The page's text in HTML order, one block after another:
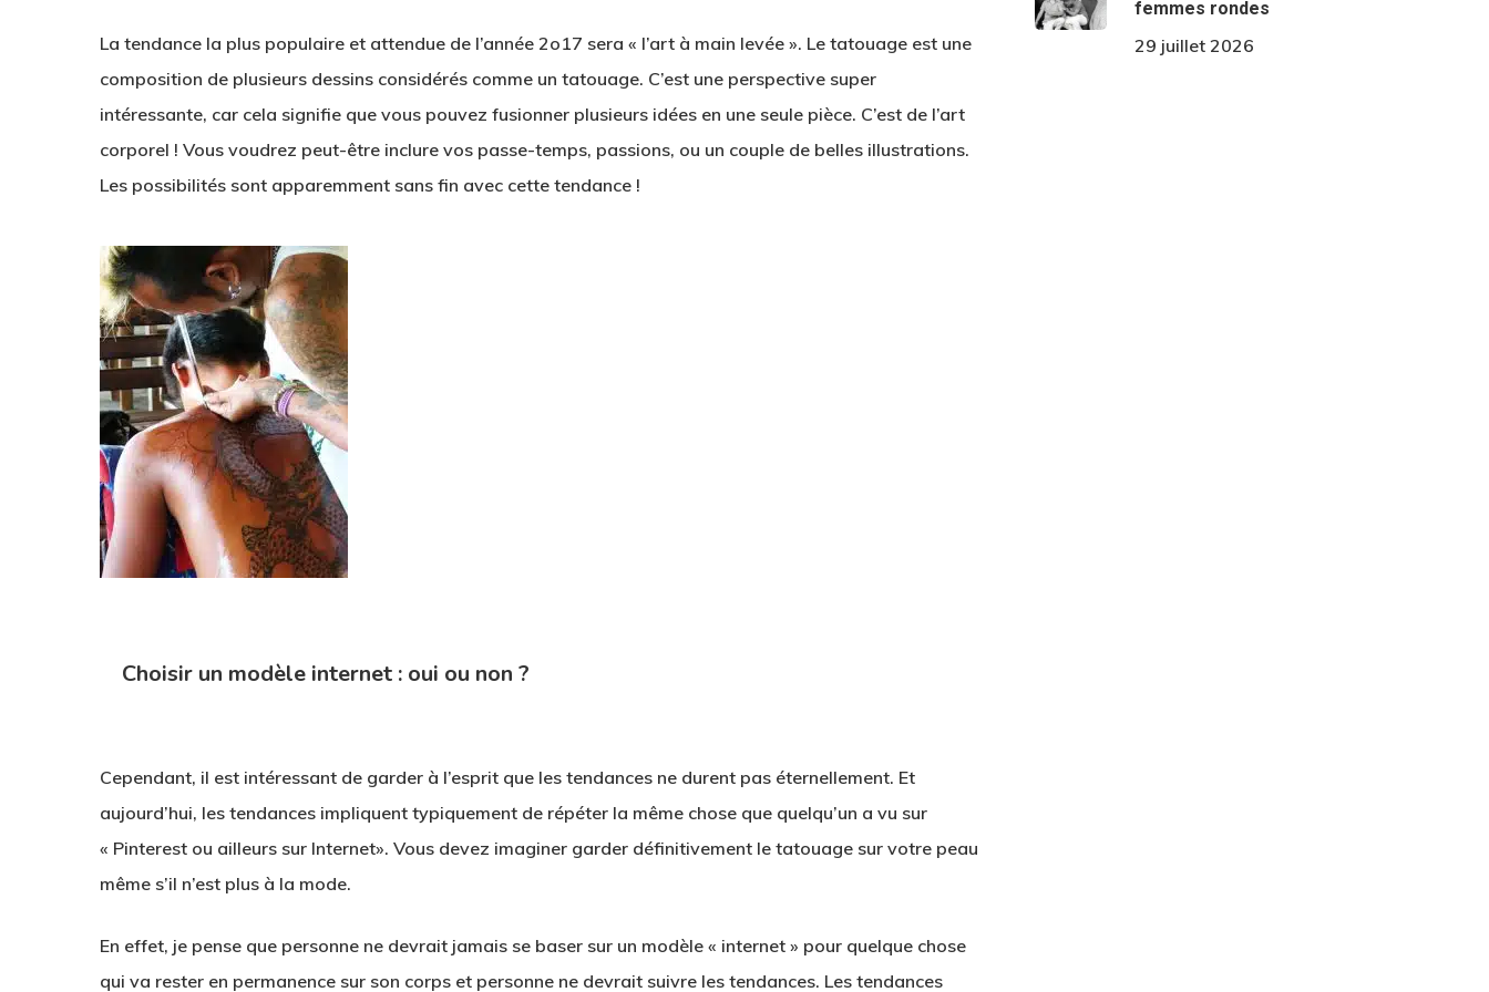
La tendance la plus populaire et attendue de l’année 2o17 sera « l’art à main levée ». Le tatouage est une
composition de plusieurs dessins considérés comme un tatouage. C’est une perspective super
intéressante, car cela signifie que vous pouvez fusionner plusieurs idées en une seule pièce. C’est de l’art
corporel ! Vous voudrez peut-être inclure vos passe-temps, passions, ou un couple de belles illustrations.
Les possibilités sont apparemment sans fin avec cette tendance !
Choisir un modèle internet : oui ou non ?
Cependant, il est intéressant de garder à l’esprit que les tendances ne durent pas éternellement. Et
aujourd’hui, les tendances impliquent typiquement de répéter la même chose que quelqu’un a vu sur
« Pinterest ou ailleurs sur Internet». Vous devez imaginer garder définitivement le tatouage sur votre peau
même s’il n’est plus à la mode.
En effet, je pense que personne ne devrait jamais se baser sur un modèle « internet » pour quelque chose
qui va rester en permanence sur son corps et personne ne devrait suivre les tendances. Les tendances
femmes rondes
29 juillet 2026